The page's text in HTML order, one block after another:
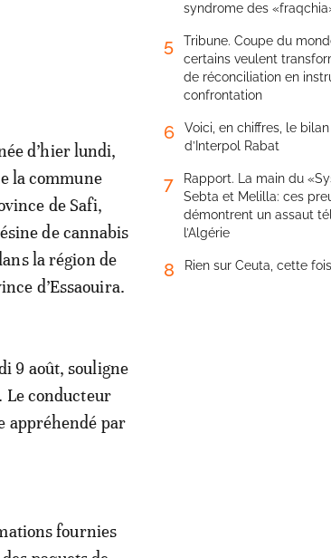
d’hier lundi,
la commune
de Safi,
de cannabis
la région de
d’Essaouira.
9 août, souligne
Le conducteur
appréhendé par
fournies
syndrome des
5
Tribune. Coupe du
certains veulent
de réconciliation en
confrontation
6
Voici, en chiffres, le bilan
d’Interpol Rabat
7
Rapport. La main du
Sebta et Melilla: ces
démontrent un assaut
l’Algérie
8 Rien sur Ceuta, cette